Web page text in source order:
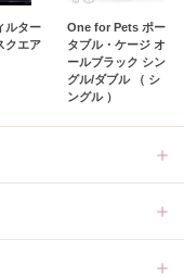
ルター
クエア
One for Pets ポー
タブル・ケージ オ
ールブラック シン
グル/ダブル （ シ
ングル ）